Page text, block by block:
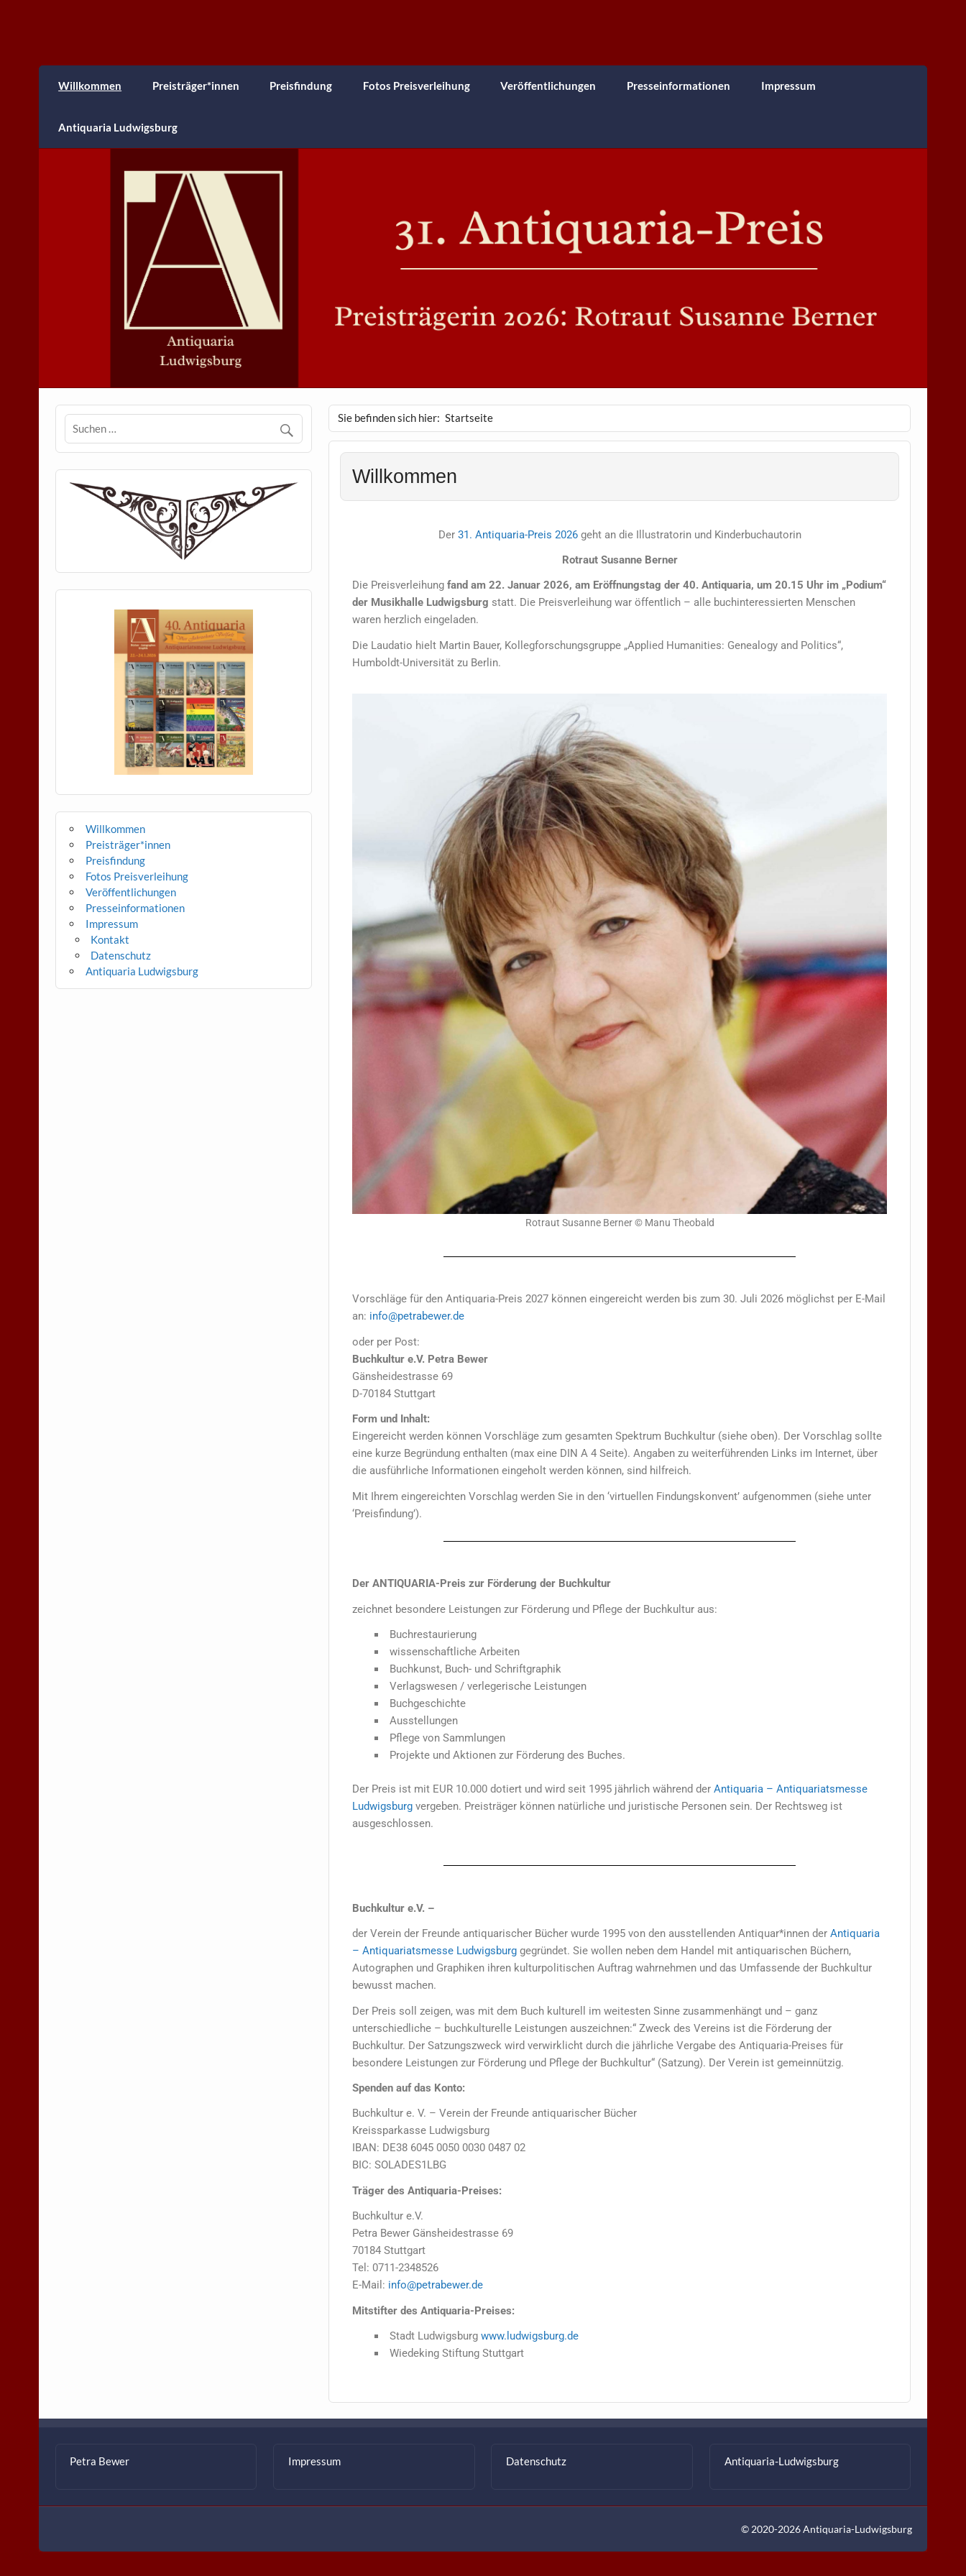
Antiquaria Preis
Willkommen Preisträger*innen Preisfindung Fotos Preisverleihung Veröffentlichungen Presseinformationen Impressum
Antiquaria Ludwigsburg
Sie befinden sich hier: Startseite
Willkommen
Der 31. Antiquaria-Preis 2026geht an die Illustratorin und Kinderbuchautorin
Rotraut Susanne Berner
Die Preisverleihungfand am 22. Januar 2026, am Eröffnungstag der 40. Antiquaria, um 20.15 Uhr im „Podium“
der Musikhalle Ludwigsburg statt. Die Preisverleihung war öffentlich – alle buchinteressierten Menschen
waren herzlich eingeladen.
Die Laudatio hielt Martin Bauer, Kollegforschungsgruppe „Applied Humanities: Genealogy and Politics“,
Humboldt-Universität zu Berlin.
Rotraut Susanne Berner © Manu Theobald
Vorschläge für den Antiquaria-Preis 2027 können eingereicht werden bis zum 30. Juli 2026 möglichst per E-Mail
an: info@petrabewer.de
oder per Post:
Buchkultur e.V. Petra Bewer
Gänsheidestrasse 69
D-70184 Stuttgart
Form und Inhalt:
Eingereicht werden können Vorschläge zum gesamten Spektrum Buchkultur (siehe oben). Der Vorschlag sollte
eine kurze Begründung enthalten (max eine DIN A 4 Seite). Angaben zu weiterführenden Links im Internet, über
die ausführliche Informationen eingeholt werden können, sind hilfreich.
Mit Ihrem eingereichten Vorschlag werden Sie in den ‘virtuellen Findungskonvent’ aufgenommen (siehe unter
‘Preisfindung’).
Der ANTIQUARIA-Preis zur Förderung der Buchkultur
zeichnet besondere Leistungen zur Förderung und Pflege der Buchkultur aus:
Buchrestaurierung
wissenschaftliche Arbeiten
Buchkunst, Buch- und Schriftgraphik
Verlagswesen / verlegerische Leistungen
Buchgeschichte
Ausstellungen
Pflege von Sammlungen
Projekte und Aktionen zur Förderung des Buches.
Der Preis ist mit EUR 10.000 dotiert und wird seit 1995 jährlich während derAntiquaria – Antiquariatsmesse
Ludwigsburg vergeben. Preisträger können natürliche und juristische Personen sein. Der Rechtsweg ist
ausgeschlossen.
Buchkultur e.V. –
der Verein der Freunde antiquarischer Bücher wurde 1995 von den ausstellenden Antiquar*innen derAntiquaria
– Antiquariatsmesse Ludwigsburg gegründet. Sie wollen neben dem Handel mit antiquarischen Büchern,
Autographen und Graphiken ihren kulturpolitischen Auftrag wahrnehmen und das Umfassende der Buchkultur
bewusst machen.
Der Preis soll zeigen, was mit dem Buch kulturell im weitesten Sinne zusammenhängt und – ganz
unterschiedliche – buchkulturelle Leistungen auszeichnen:“ Zweck des Vereins ist die Förderung der
Buchkultur. Der Satzungszweck wird verwirklicht durch die jährliche Vergabe des Antiquaria-Preises für
besondere Leistungen zur Förderung und Pflege der Buchkultur“ (Satzung). Der Verein ist gemeinnützig.
Spenden auf das Konto:
Buchkultur e. V. – Verein der Freunde antiquarischer Bücher
Kreissparkasse Ludwigsburg
IBAN: DE38 6045 0050 0030 0487 02
BIC: SOLADES1LBG
Träger des Antiquaria-Preises:
Buchkultur e.V.
Petra Bewer Gänsheidestrasse 69
70184 Stuttgart
Tel: 0711-2348526
E-Mail: info@petrabewer.de
Mitstifter des Antiquaria-Preises:
Stadt Ludwigsburg www.ludwigsburg.de
Wiedeking Stiftung Stuttgart
Willkommen
Preisträger*innen
Preisfindung
Fotos Preisverleihung
Veröffentlichungen
Presseinformationen
Impressum
Kontakt
Datenschutz
Antiquaria Ludwigsburg
Petra Bewer Impressum Datenschutz Antiquaria-Ludwigsburg
© 2020-2026 Antiquaria-Ludwigsburg